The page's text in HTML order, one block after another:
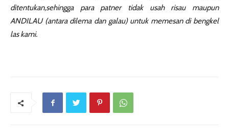
ditentukan,sehingga para patner tidak usah risau maupun
ANDILAU (antara dilema dan galau) untuk memesan di bengkel
las kami.